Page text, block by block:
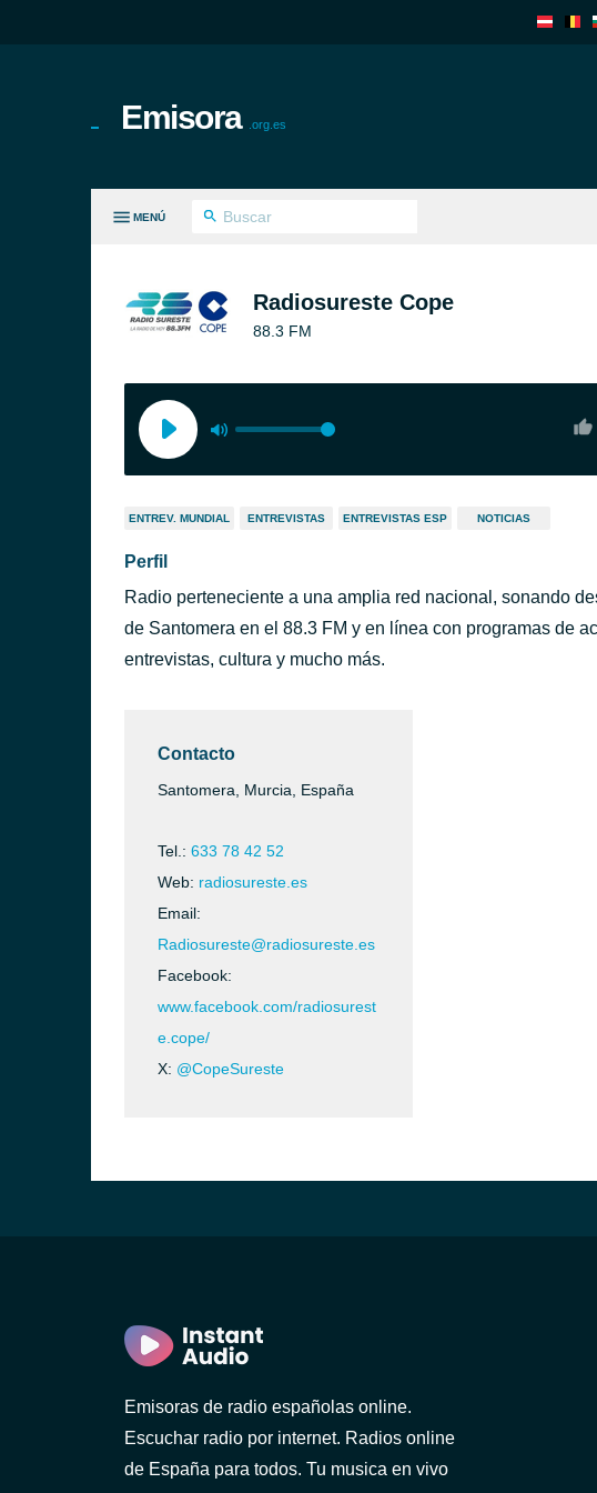
Emisora .org.es
MENÚ
Radiosureste Cope
88.3 FM
ENTREV. MUNDIAL ENTREVISTAS ENTREVISTAS ESP NOTICIAS
Perfil
Radio perteneciente a una amplia red nacional, sonando
de Santomera en el 88.3 FM y en línea con programas de
entrevistas, cultura y mucho más.
Contacto
Santomera, Murcia, España
Tel.: 633 78 42 52
Web: radiosureste.es
Email:
Radiosureste@radiosureste.es
Facebook:
www.facebook.com/radiosurest
e.cope/
X: @CopeSureste
Emisoras de radio españolas online.
Escuchar radio por internet. Radios online
de España para todos. Tu musica en vivo